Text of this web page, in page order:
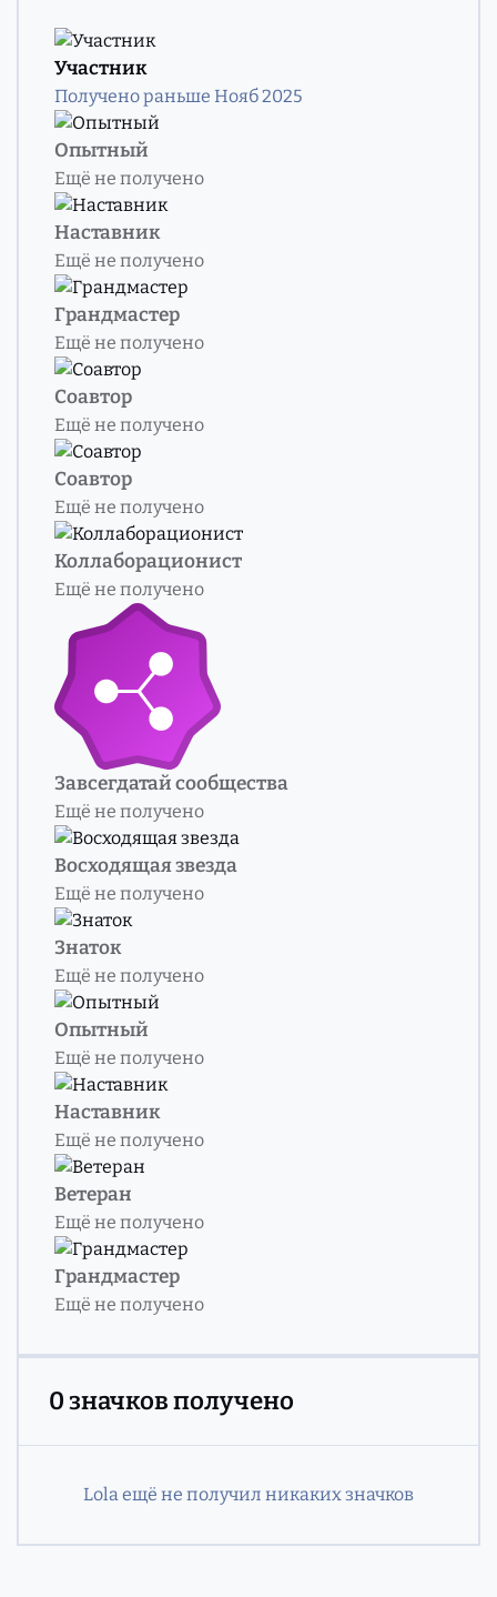
Участник
Получено раньше Нояб 2025
Опытный
Ещё не получено
Наставник
Ещё не получено
Грандмастер
Ещё не получено
Соавтор
Ещё не получено
Соавтор
Ещё не получено
Коллаборационист
Ещё не получено
Завсегдатай сообщества
Ещё не получено
Восходящая звезда
Ещё не получено
Знаток
Ещё не получено
Опытный
Ещё не получено
Наставник
Ещё не получено
Ветеран
Ещё не получено
Грандмастер
Ещё не получено
0 значков получено
Lola ещё не получил никаких значков